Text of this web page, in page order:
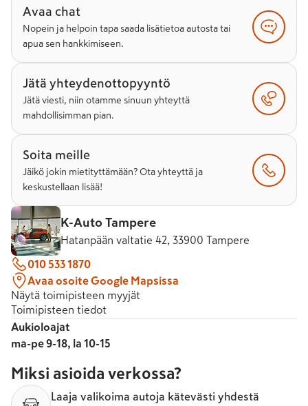
Avaa chat
Nopein ja helpoin tapa saada lisätietoa autosta tai
apua sen hankkimiseen.
Jätä yhteydenottopyyntö
Jätä viesti, niin otamme sinuun yhteyttä
mahdollisimman pian.
Soita meille
Jäikö jokin mietityttämään? Ota yhteyttä ja
keskustellaan lisää!
K-Auto Tampere
Hatanpään valtatie 42, 33900 Tampere
010 533 1870
Avaa osoite Google Mapsissa
Näytä toimipisteen myyjät
Toimipisteen tiedot
Aukioloajat
ma-pe 9-18, la 10-15
Miksi asioida verkossa?
Laaja valikoima autoja kätevästi yhdestä